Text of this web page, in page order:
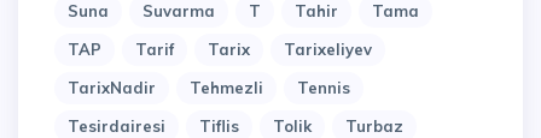
Suna
Suvarma T Tahir
Tama
TAP
Tarif Tarix
Tarixeliyev
TarixNadir
Tehmezli
Tennis
Tesirdairesi
Tiflis Tolik
Turbaz